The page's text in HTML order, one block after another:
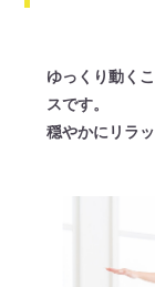
ゆっくり動く
スです。
穏やかにリラ